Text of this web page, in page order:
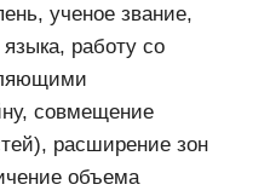
ученое звание,
работу со
совмещение
расширение зон
объема